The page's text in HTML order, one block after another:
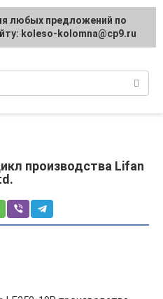
производства Lifan
любых предложений по
koleso-kolomna@cp9.ru